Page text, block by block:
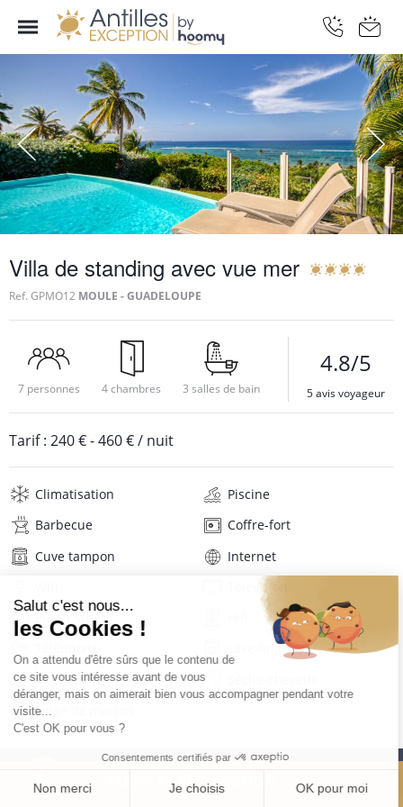
Villa de standing avec vue mer
Ref. GPMO12 MOULE - GUADELOUPE
7 personnes 4 chambres 3 salles de bain
4.8/5
5 avis voyageur
Tarif : 240 €-460 €/ nuit
Climatisation
Piscine
Barbecue
Coffre-fort
Cuve tampon
Internet
Télévision
Player vidéo
Lave-linge
Mat. de repassage
Linge de maison
TARIFS ET RÉSERVATION